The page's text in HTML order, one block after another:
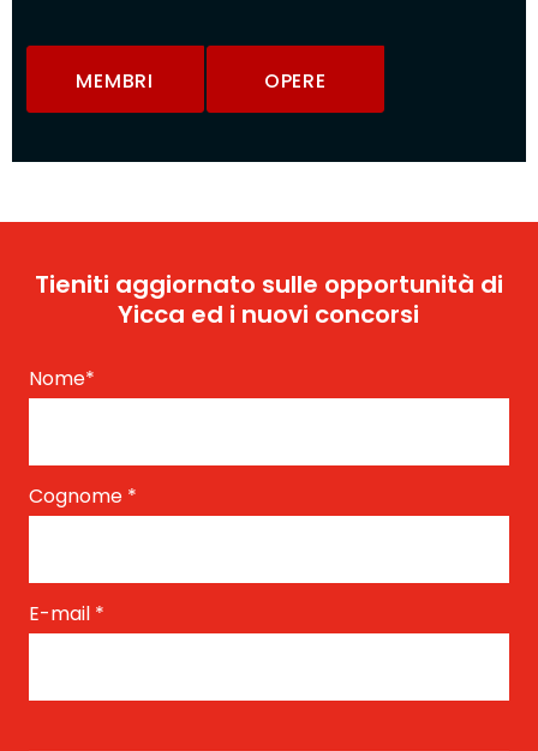
MEMBRI OPERE
Tieniti aggiornato sulle opportunità di
Yicca ed i nuovi concorsi
Nome*
Cognome *
E-mail *